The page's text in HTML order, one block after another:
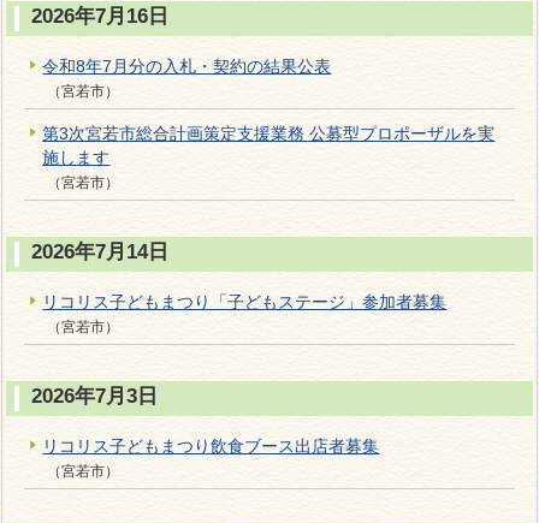
2026年7月16日
令和8年7月分の入札・契約の結果公表
（宮若市）
第3次宮若市総合計画策定支援業務 公募型プロポーザルを実
施します
（宮若市）
2026年7月14日
リコリス子どもまつり「子どもステージ」参加者募集
（宮若市）
2026年7月3日
リコリス子どもまつり飲食ブース出店者募集
（宮若市）